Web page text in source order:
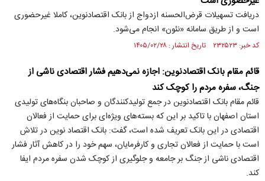
دریافت تسهیلات قرض‌الحسنه ازدواج از بانک اقتصادنوین، کاملا غیرحضوری
است و از طریق سامانه «نئون» انجام می‌شود.
کد خبر: ۲۳۲۵۲۳ تاریخ انتشار : ۱۴۰۵/۰۲/۲۸
قائم مقام بانک اقتصادنوین: اجازه نمی‌دهیم فشار اقتصادی ناشی از
جنگ، سفره مردم را کوچک کند
قائم مقام بانک اقتصادنوین در جمع تولیدکنندگان و صاحبان بنگاه‌های تولیدی
استان اصفهان با تاکید بر این که بسته‌های ویژه‌ای برای حمایت از فعالان
اقتصادی در این بانک تعریف شده است، گفت: بانک اقتصاد نوین در تلاش
است با حمایت از فعالان تجاری و کارفرمایان، سهم خود را در کاهش آثار فشار
اقتصادی ناشی از جنگ بر جامعه و جلوگیری از کوچک شدن سفره مردم ایفا
کند.